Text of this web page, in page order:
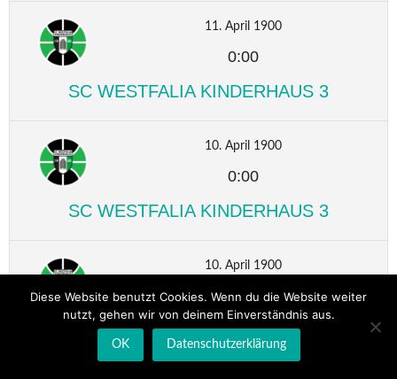
11. April 1900
0:00
SC WESTFALIA KINDERHAUS 3
10. April 1900
0:00
SC WESTFALIA KINDERHAUS 3
10. April 1900
0:00
SC WESTFALIA KINDERHAUS 3
Diese Website benutzt Cookies. Wenn du die Website weiter
nutzt, gehen wir von deinem Einverständnis aus.
OK Datenschutzerklärung